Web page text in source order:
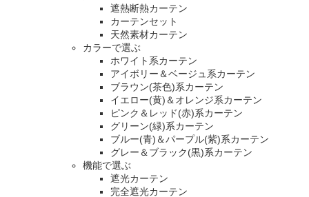
遮熱断熱カーテン
カーテンセット
天然素材カーテン
カラーで選ぶ
ホワイト系カーテン
アイボリー＆ベージュ系カーテン
ブラウン(茶色)系カーテン
イエロー(黄)＆オレンジ系カーテン
ピンク＆レッド(赤)系カーテン
グリーン(緑)系カーテン
ブルー(青)＆パープル(紫)系カーテン
グレー＆ブラック(黒)系カーテン
機能で選ぶ
遮光カーテン
完全遮光カーテン